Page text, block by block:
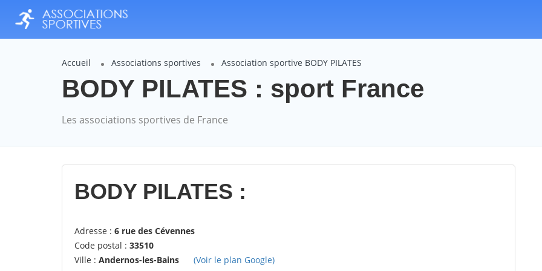
Accueil Associations sportives Association sportive BODY PILATES
BODY PILATES : sport France
Les associations sportives de France
BODY PILATES :
Adresse : 6 rue des Cévennes
Code postal : 33510
Ville : Andernos-les-Bains
(Voir le plan Google)